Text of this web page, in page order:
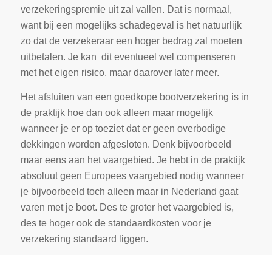
verzekeringspremie uit zal vallen. Dat is normaal,
want bij een mogelijks schadegeval is het natuurlijk
zo dat de verzekeraar een hoger bedrag zal moeten
uitbetalen. Je kan dit eventueel wel compenseren
met het eigen risico, maar daarover later meer.
Het afsluiten van een goedkope bootverzekering is in
de praktijk hoe dan ook alleen maar mogelijk
wanneer je er op toeziet dat er geen overbodige
dekkingen worden afgesloten. Denk bijvoorbeeld
maar eens aan het vaargebied. Je hebt in de praktijk
absoluut geen Europees vaargebied nodig wanneer
je bijvoorbeeld toch alleen maar in Nederland gaat
varen met je boot. Des te groter het vaargebied is,
des te hoger ook de standaardkosten voor je
verzekering standaard liggen.